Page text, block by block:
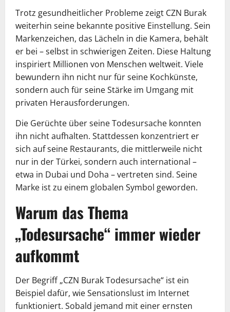
Trotz gesundheitlicher Probleme zeigt CZN Burak
weiterhin seine bekannte positive Einstellung. Sein
Markenzeichen, das Lächeln in die Kamera, behält
er bei – selbst in schwierigen Zeiten. Diese Haltung
inspiriert Millionen von Menschen weltweit. Viele
bewundern ihn nicht nur für seine Kochkünste,
sondern auch für seine Stärke im Umgang mit
privaten Herausforderungen.
Die Gerüchte über seine Todesursache konnten
ihn nicht aufhalten. Stattdessen konzentriert er
sich auf seine Restaurants, die mittlerweile nicht
nur in der Türkei, sondern auch international –
etwa in Dubai und Doha – vertreten sind. Seine
Marke ist zu einem globalen Symbol geworden.
Warum das Thema
„Todesursache“ immer wieder
aufkommt
Der Begriff „CZN Burak Todesursache“ ist ein
Beispiel dafür, wie Sensationslust im Internet
funktioniert. Sobald jemand mit einer ernsten